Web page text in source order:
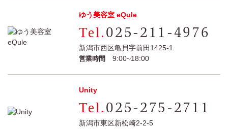
ゆう美容室 eQule
025-211-4976
新潟市西区亀貝字前田1425-1
営業時間 9:00~18:00
Unity
025-275-2711
新潟市東区新松崎2-2-5